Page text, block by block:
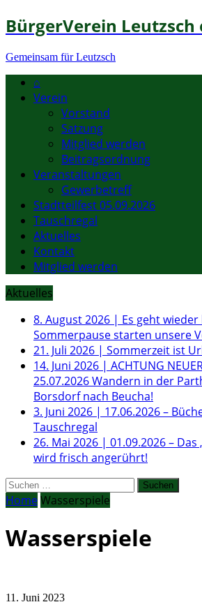
BürgerVerein Leutzsch
Gemeinsam für Leutzsch
⌂
Verein
Vorstand
Satzung
Mitglied werden
Beitragsordnung
Veranstaltungen
Gewerbetreff
Stadtteilfest 05.09.2026
Tauschregal
Aktuelles
Kontakt
Mitglied werden
Aktuelles
8. August 2026 | Es geht
Sommerpause starten unsere
21. Juli 2026 | Sommerzeit ist
14. Juni 2026 | ACHTUNG
25.07.2026 Wandern in der
Borsdorf nach Beucha!
3. Juni 2026 | 17.06.2026 –
Tauschregal
26. Mai 2026 | 01.09.2026 –
wird frisch angerührt!
Suchen
nach:
HomeWasserspiele
Wasserspiele
11. Juni 2023